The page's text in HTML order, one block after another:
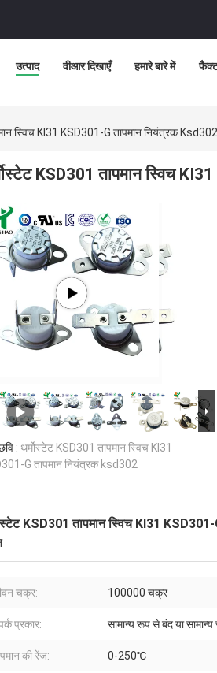
उत्पाद वीआर दिखाएँ हमारे बारे में
स्विच KI31 KSD301-G तापमान नियंत्रक Ksd302
KSD301 तापमान स्विच
: थर्मोस्टेट KSD301 तापमान स्विच KI31
G तापमान नियंत्रक ksd302
KSD301 तापमान स्विच KI31
चक्र: 100000 चक्र
प्रकार: सामान्य रूप से बंद या
की रेंज: 0-250℃